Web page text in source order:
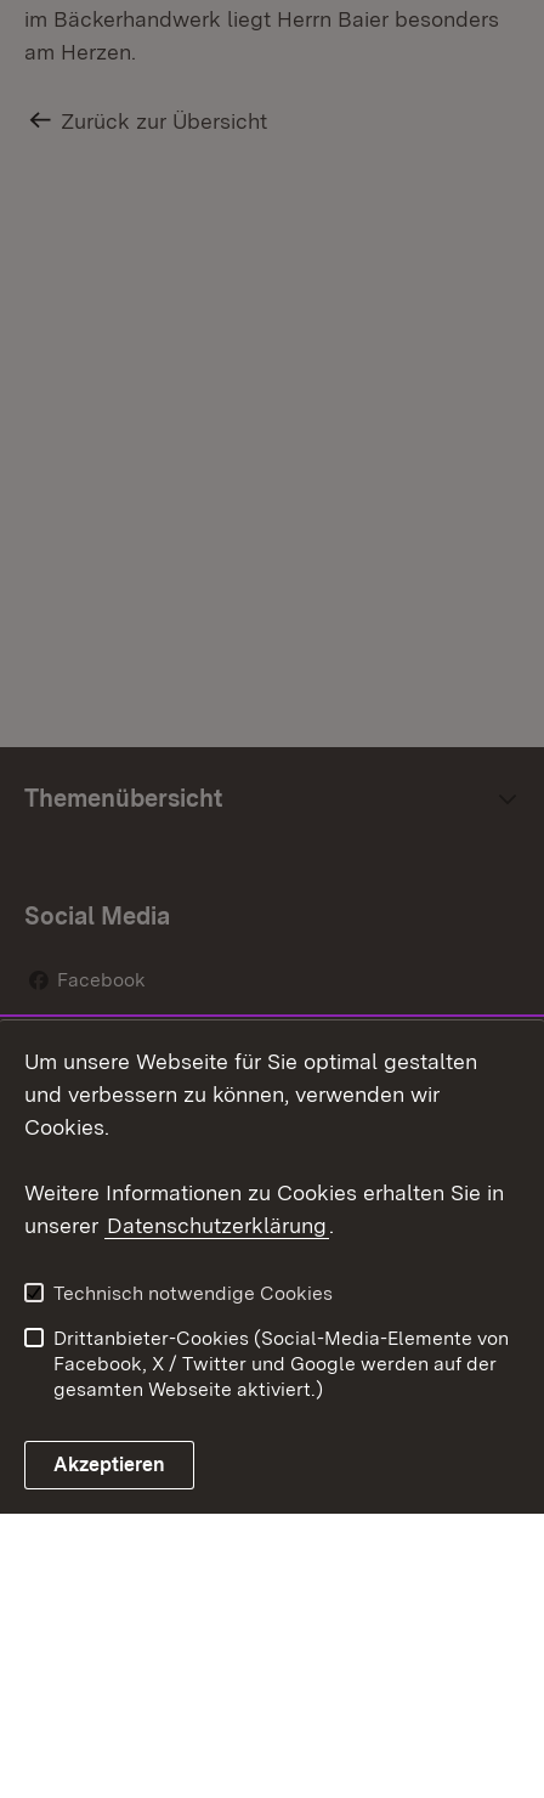
im Bäckerhandwerk liegt Herrn Baier besonders
am Herzen.
Zurück zur Übersicht
Themenübersicht
Social Media
Facebook
Social Wall
Youtube
Link zum Landesportal
Kontakt
Datenschutz
Barrierefreiheit
Impressum Cookies
Um unsere Webseite für Sie optimal gestalten
und verbessern zu können, verwenden wir
Cookies.
Weitere Informationen zu Cookies erhalten Sie in
unserer Datenschutzerklärung.
Technisch notwendige Cookies
Drittanbieter-Cookies (Social-Media-Elemente von
Facebook, X / Twitter und Google werden auf der
gesamten Webseite aktiviert.)
Akzeptieren